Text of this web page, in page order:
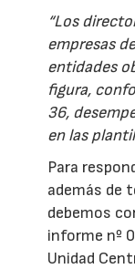
“Los
empresas
entidades
figura,
36,
en las
Para
además de
debemos
informe nº
Unidad